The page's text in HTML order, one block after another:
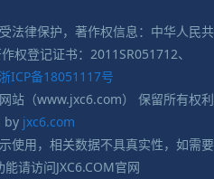
法律保护，著作权信息：中华人民共
权登记证书：2011SR051712、
浙ICP备18051117号
站（www.jxc6.com） 保留所有权利
by jxc6.com
使用，相关数据不具真实性，如需要
请访问JXC6.COM官网